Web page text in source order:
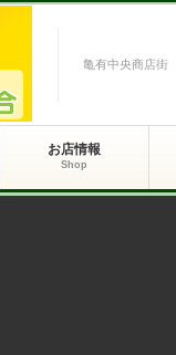
亀有中央商店街
お店情報
Shop